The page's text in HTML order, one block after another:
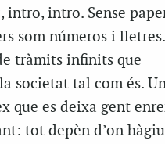
intro. Sense
som números i
tràmits infinits que
societat tal com és.
que es deixa gent
tot depèn d’on hàgiu